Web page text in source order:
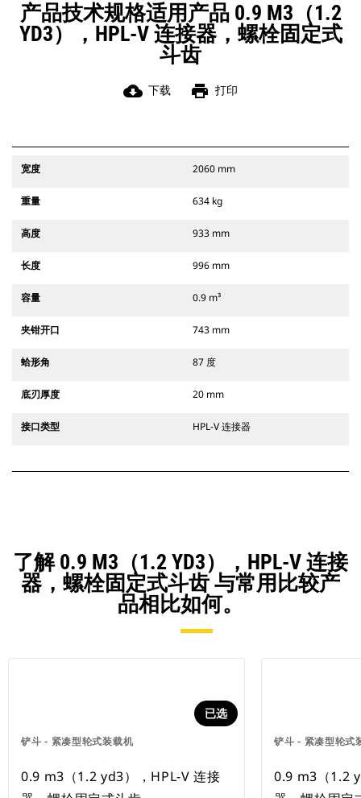
产品技术规格适用产品 0.9 M3（1.2
YD3），HPL-V 连接器，螺栓固定式
斗齿
cloud_download 下载 print 打印
宽度 2060 mm
重量 634 kg
高度 933 mm
长度 996 mm
容量 0.9 m³
夹钳开口 743 mm
蛤形角 87 度
底刃厚度 20 mm
接口类型 HPL-V 连接器
了解 0.9 M3（1.2 YD3），HPL-V 连接
器，螺栓固定式斗齿 与常用比较产
品相比如何。
铲斗 - 紧凑型轮式装载机
已选
0.9 m3（1.2 yd3），HPL-V 连接
铲斗 - 紧凑型轮式
0.9 m3（1.2